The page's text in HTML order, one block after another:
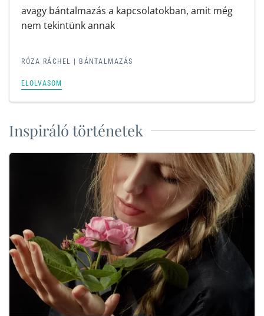
avagy bántalmazás a kapcsolatokban, amit még
nem tekintünk annak
RÓZA RÁCHEL | BÁNTALMAZÁS
ELOLVASOM
Inspiráló történetek